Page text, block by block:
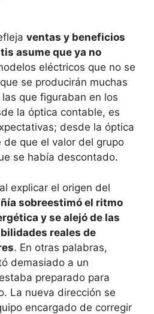
ventas y beneficios
asume que ya no
eléctricos que no se
se producirán muchas
que figuraban en los
la óptica contable, es
desde la óptica
de que el valor del grupo
se había descontado.
explicar el origen del
sobreestimó el ritmo
y se alejó de las
reales de
. En otras palabras,
demasiado a un
preparado para
La nueva dirección se
encargado de corregir